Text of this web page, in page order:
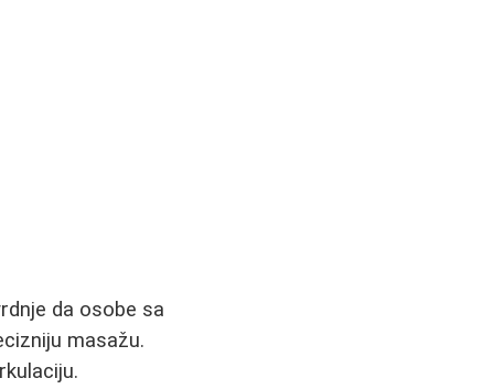
da osobe sa
masažu.